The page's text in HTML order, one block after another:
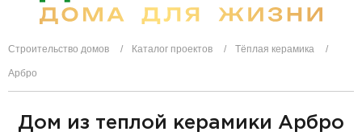
Строительство домов Каталог проектов Тёплая керамика
Арбро
Дом из теплой керамики Арбро